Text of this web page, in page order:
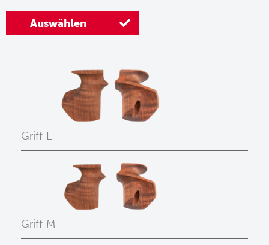
Auswählen
Griff L
Griff M